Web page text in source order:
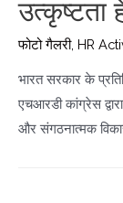
उत्कृष्टता
फोटो गैलरी, HR
भारत सरकार के
एचआरडी कांग्रेस
और संगठनात्मक